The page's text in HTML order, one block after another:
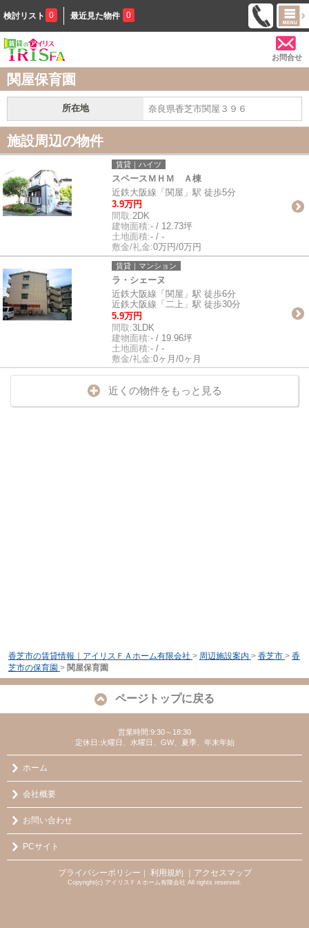
検討リスト 0 最近見た物件 0
お問合せ
関屋保育園
所在地 奈良県香芝市関屋３９６
施設周辺の物件
賃貸｜ハイツ
スペースＭＨＭ Ａ棟
近鉄大阪線「関屋」駅 徒歩5分
3.9万円
間取:2DK
建物面積:- / 12.73坪
土地面積:- / -
敷金/礼金:0万円/0万円
賃貸｜マンション
ラ・シェーヌ
近鉄大阪線「関屋」駅 徒歩6分
近鉄大阪線「二上」駅 徒歩30分
5.9万円
間取:3LDK
建物面積:- / 19.96坪
土地面積:- / -
敷金/礼金:0ヶ月/0ヶ月
近くの物件をもっと見る
香芝市の賃貸情報｜アイリスＦＡホーム有限会社 > 周辺施設案内 > 香芝市 > 香
芝市の保育園 > 関屋保育園
ページトップに戻る
営業時間:9:30～18:30
定休日:火曜日、水曜日、GW、夏季、年末年始
ホーム
会社概要
お問い合わせ
PCサイト
プライバシーポリシー ｜ 利用規約 ｜アクセスマップ
Copyright(c) アイリスＦＡホーム有限会社 All rights reserved.